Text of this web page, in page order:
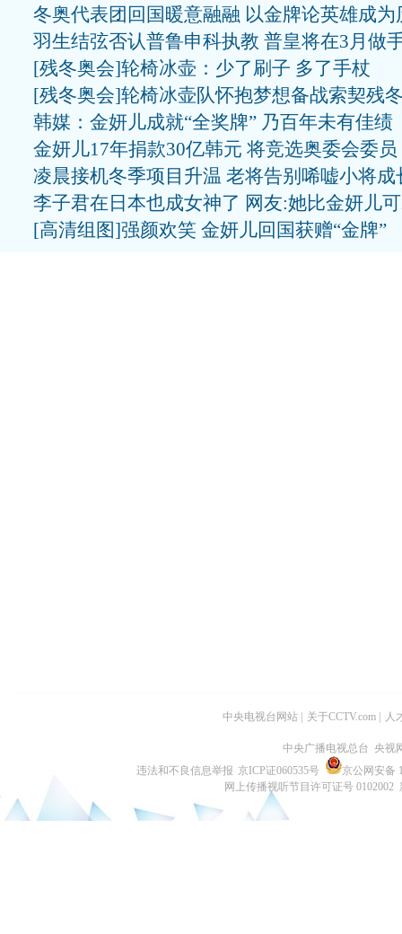
冬奥代表团回国暖意融融 以金牌论英雄成为
羽生结弦否认普鲁申科执教 普皇将在3月做
[残冬奥会]轮椅冰壶：少了刷子 多了手杖
[残冬奥会]轮椅冰壶队怀抱梦想备战索契残
韩媒：金妍儿成就“全奖牌” 乃百年未有佳绩
金妍儿17年捐款30亿韩元 将竞选奥委会委员
凌晨接机冬季项目升温 老将告别唏嘘小将成
李子君在日本也成女神了 网友:她比金妍儿
[高清组图]强颜欢笑 金妍儿回国获赠“金牌”
中央电视台网站 关于CCTV.com 人
中央广播电视总台 央视
违法和不良信息举报 京ICP证060535号
京公网安备
网上传播视听节目许可证号 0102002